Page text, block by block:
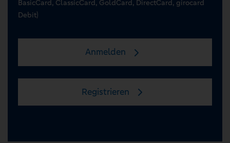
BasicCard, ClassicCard, GoldCard, DirectCard, girocard
Debit)
Anmelden
Registrieren